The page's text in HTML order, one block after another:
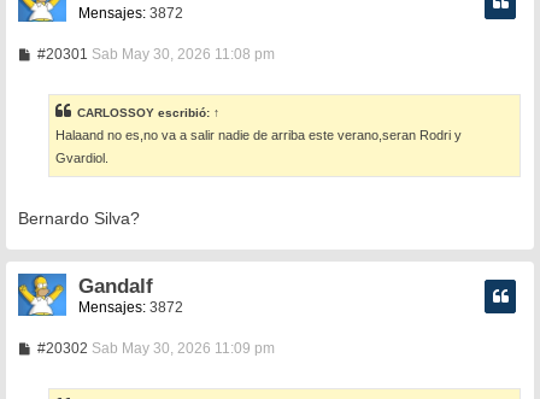
Mensajes: 3872
#20301 M
a
j
e
Sab May 30, 2026 11:08 pm
CARLOSSOY escribió: ↑
Halaand no es,no va a salir nadie de arriba este verano,seran Rodri y
Gvardiol.
Bernardo Silva?
Gandalf
Mensajes: 3872
#20302MSab May 30, 2026 11:09 pm